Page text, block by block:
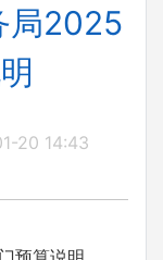
局2025
20 14:43